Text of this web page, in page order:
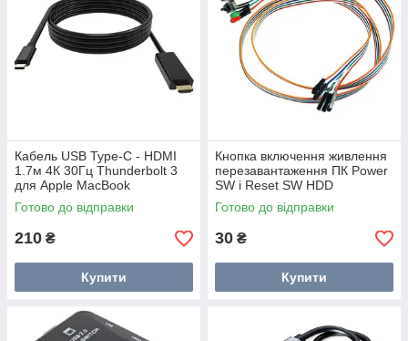
Кабель USB Type-C - HDMI
1.7м 4К 30Гц Thunderbolt 3
для Apple MacBook
Готово до відправки
210 ₴
Купити
Кнопка включення живлення
перезавантаження ПК Power
SW і Reset SW HDD
індикатори
Готово до відправки
30 ₴
Купити